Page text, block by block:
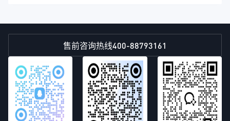
售前咨询热线400-88793161